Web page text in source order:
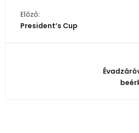
Előző:
President’s Cup